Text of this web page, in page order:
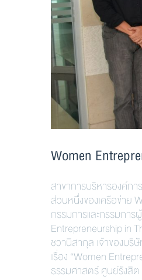
Women
สาขาการบริหารองค์ก
ส่วนหนึ่งของเครือข่าย
กรรมการและกรรมกา
Entrepreneurship in
ชวานิสากุล เจ้าของบริ
เรื่อง “Women
ธรรมศาสตร์ ศูนย์รังสิ